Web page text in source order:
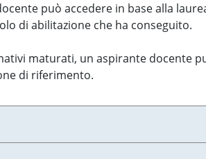
può accedere in base alla
di abilitazione che ha conseguito.
maturati, un aspirante docente
di riferimento.